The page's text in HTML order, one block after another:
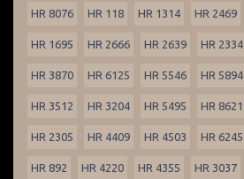
HR 8076 HR 118 HR 1314 HR 2469
HR 1695 HR 2666 HR 2639 HR 2334
HR 3870 HR 6125 HR 5546 HR 5894
HR 3512 HR 3204 HR 5495 HR 8621
HR 2305 HR 4409 HR 4503 HR 6245
HR 892 HR 4220 HR 4355 HR 3037